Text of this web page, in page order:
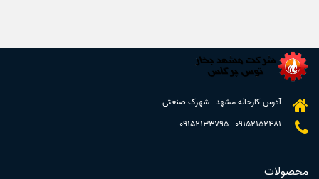
آدرس کارخانه مشهد - شهرک صنعتی
09152152481
-
09152133795
محصولات